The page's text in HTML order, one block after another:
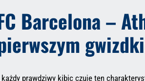
Barcelona –
każdy prawdziwy kibic czuje ten